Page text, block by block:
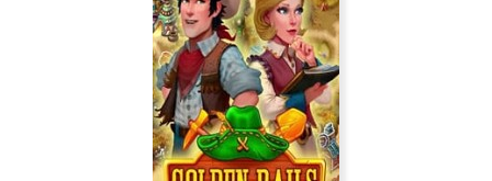
UFO: The Ranch